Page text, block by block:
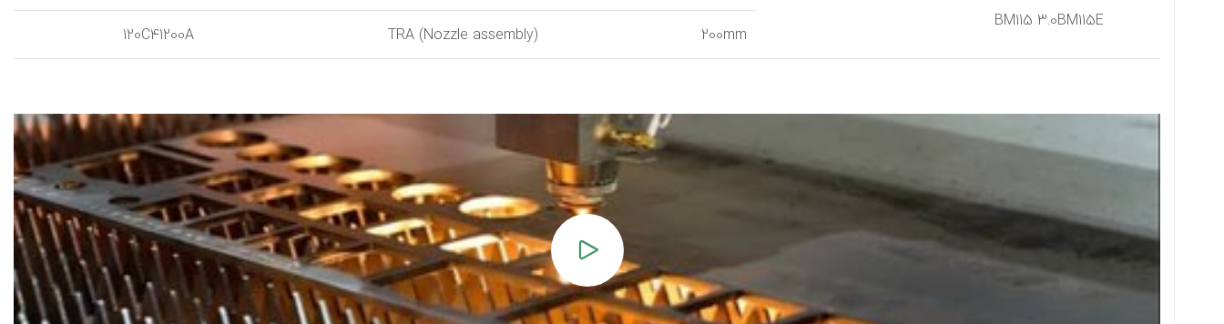
BM115 3.0BM115E
120C41200A TRA (Nozzle assembly) 200mm